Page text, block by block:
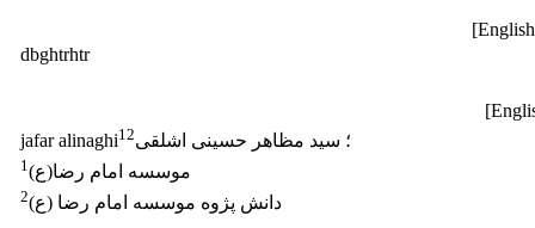
dbghtrhtr
jafar alinaghi1 ؛ سید مظاهر حسینی اشلقی2
1 موسسه امام رضا(ع)
2دانش پژوه موسسه امام رضا (ع)